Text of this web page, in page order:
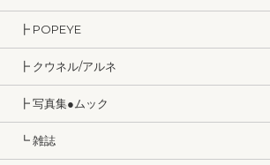
┣ POPEYE
┣ クウネル/アルネ
┣ 写真集●ムック
┗ 雑誌